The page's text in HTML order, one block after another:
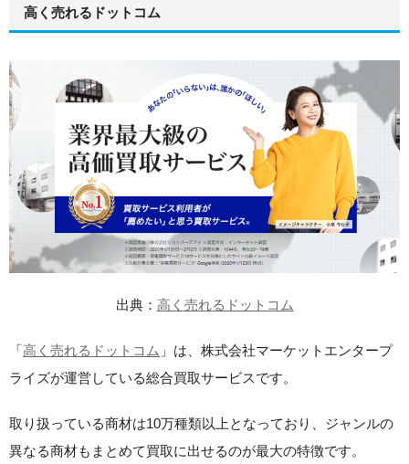
高く売れるドットコム
出典： 高く売れるドットコム
「高く売れるドットコム 」は、株式会社マーケットエンタープ
ライズが運営している総合買取サービスです。
取り扱っている商材は10万種類以上となっており、ジャンルの
異なる商材もまとめて買取に出せるのが最大の特徴です。